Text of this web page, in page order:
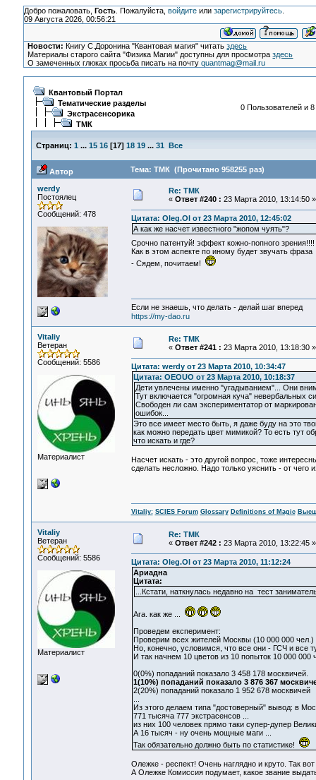
Добро пожаловать, Гость. Пожалуйста, войдитеили зарегистрируйтесь.
09 Августа 2026, 00:56:21
Новости: Книгу С.Доронина "Квантовая магия" читатьздесь
Материалы старого сайта "Физика Магии" доступны для просмотраздесь
О замеченных глюках просьба писать на почтуquantmag@mail.ru
Квантовый Портал
Тематические разделы
Экстрасенсорика
ТМК
0 Пользователей и
Страниц: 1 ... 15 16[17] 18 19 ... 31 Все
Автор Тема: ТМК (Прочитано 958255 раз)
werdy
Постоялец
Сообщений: 478
Re: ТМК
« Ответ #240 : 23 Марта 2010, 13:14:50 »
Цитата: Oleg.Ol от 23 Марта 2010, 12:45:02
А как же насчет известного "жопом чуять"?
Срочно патентуй! эффект кожно-попного
Как в этом аспекте по иному будет звучать фраза
- Сядем, почитаем!
Если не знаешь, что делать - делай шаг вперед
https://my-dao.ru
Vitaliy
Ветеран
Сообщений: 5586
Материалист
Re: ТМК
« Ответ #241 : 23 Марта 2010, 13:18:30 »
Цитата: werdy от 23 Марта 2010, 10:34:47
Цитата: OEOUO от 23 Марта 2010, 10:18:37
Дети увлечены именно "угадыванием"... Они
Тут включается "огромная куча" невербальных
Свободен ли сам экспериментатор от
ошибок...
Это все имеет место быть, я даже буду на это
как можно передать цвет мимикой? То есть тут
что искать и где?
Насчет искать - это другой вопрос, тоже
сделать несложно. Надо только уяснить - от
Vitaliy: SCIES Forum Glossary Definitions of Magic
Vitaliy
Ветеран
Сообщений: 5586
Материалист
Re: ТМК
« Ответ #242 : 23 Марта 2010, 13:22:45 »
Цитата: Oleg.Ol от 23 Марта 2010, 11:12:24
Ариадна
Цитата:
...Кстати, наткнулась недавно на тест
Ага. как же ...
Проведем експеримент:
Проверим всех жителей Москвы (10 000 000
Но, конечно, условимся, что все они - ГСЧ и все
И так начнем 10 цветов из 10 попыток 10 000
0(0%) попаданий показало 3 458 178 москвичей.
1(10%) попаданий показало 3 876 367
2(20%) попаданий показало 1 952 678 москвичей
Из этого делаем типа "достоверный" вывод: в
771 тысяча 777 экстрасенсов ...
из них 100 человек прямо таки супер-дупер
А 16 тысяч - ну очень мощные маги ...
Так обязательно должно быть по статистике!
Олежке - респект! Очень наглядно и круто. Так
А Олежке Комиссия подумает, какое звание